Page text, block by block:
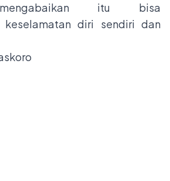
itu bisa
keselamatan diri sendiri dan